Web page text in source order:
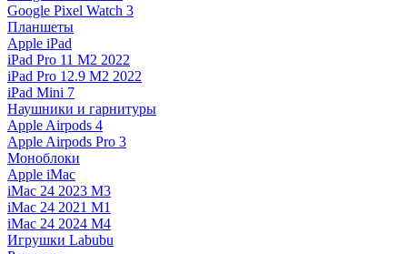
Google Pixel Watch 3
Планшеты
Apple iPad
iPad Pro 11 M2 2022
iPad Pro 12.9 M2 2022
iPad Mini 7
Наушники и гарнитуры
Apple Airpods 4
Apple Airpods Pro 3
Моноблоки
Apple iMac
iMac 24 2023 M3
iMac 24 2021 M1
iMac 24 2024 M4
Игрушки Labubu